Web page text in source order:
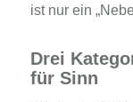
ist nur ein
Drei
für Sinn